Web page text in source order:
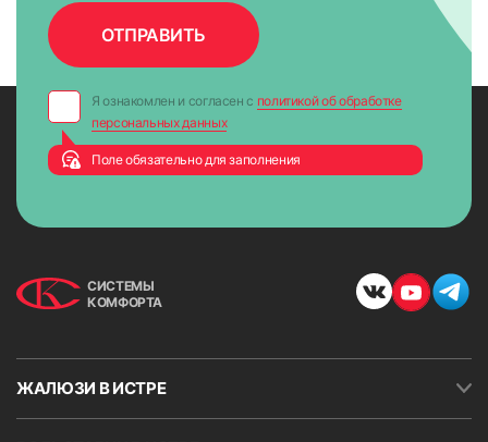
Я ознакомлен и согласен с политикой об обработке
персональных данных
Поле обязательно для заполнения
СИСТЕМЫ
КОМФОРТА
ЖАЛЮЗИ В ИСТРЕ